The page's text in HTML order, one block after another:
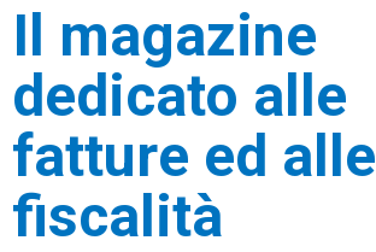
Il magazine
dedicato alle
fatture ed alle
fiscalità